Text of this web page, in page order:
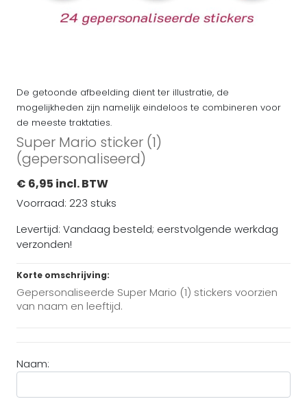
De getoonde afbeelding dient ter illustratie, de
mogelijkheden zijn namelijk eindeloos te combineren voor
de meeste traktaties.
Super Mario sticker (1)
(gepersonaliseerd)
€ 6,95 incl. BTW
Voorraad: 223 stuks
Levertijd: Vandaag besteld; eerstvolgende werkdag
verzonden!
Korte omschrijving:
Gepersonaliseerde Super Mario (1) stickers voorzien
van naam en leeftijd.
Naam: